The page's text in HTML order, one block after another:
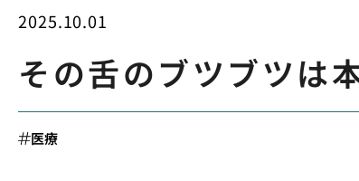
2025.10.01
その舌のブツブツは
医療